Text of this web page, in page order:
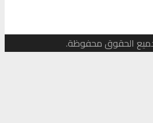
الحقوق محفوظة.